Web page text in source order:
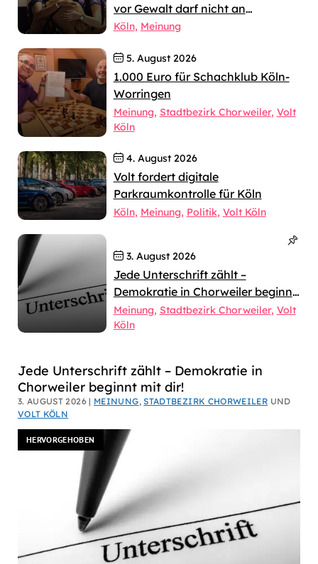
vor Gewalt darf nicht an
jahrelangen Verfahren scheitern
Köln Meinung
5. August 2026
1.000 Euro für Schachklub Köln-
Worringen
Meinung Stadtbezirk Chorweiler Volt
Köln
4. August 2026
Volt fordert digitale
Parkraumkontrolle für Köln
Köln Meinung Politik Volt Köln
3. August 2026
Jede Unterschrift zählt –
Demokratie in Chorweiler beginnt
mit dir!
Meinung Stadtbezirk Chorweiler Volt
Köln
Dirk
Bachhausen
HERVORGEHOBEN
Jede Unterschrift zählt – Demokratie in
Chorweiler beginnt mit dir!
3. AUGUST 2026 | MEINUNG,STADTBEZIRK CHORWEILER UND
VOLT KÖLN